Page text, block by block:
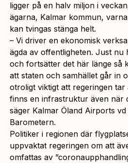
ligger på en halv miljon i
ägarna, Kalmar kommun,
kan tvingas stänga helt.
– Vi driver en ekonomisk
ägda av offentligheten. Just nu
och fortsätter det här länge så
att staten och samhället går in
otroligt viktigt att regeringen
finns en infrastruktur även när
säger Kalmar Öland Airports
Barometern.
Politiker i regionen där
uppvaktat regeringen om att
omfattas av